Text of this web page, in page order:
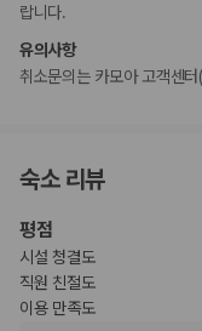
부가 정보
추가 안내사항
위 목록에 명시되지 않은 다
현장 결제 유형 및 수단
Visa
Diners Club
직불카드 결제 불가
랍니다.
유의사항
취소문의는 카모아 고객센
숙소 리뷰
평점
시설 청결도
직원 친절도
이용 만족도